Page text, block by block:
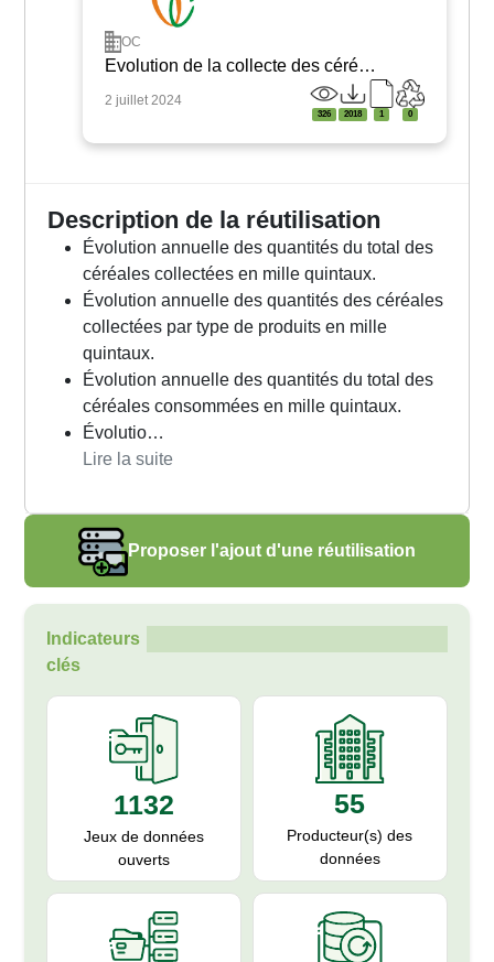
OC
Evolution de la collecte des céré…
2 juillet 2024
326 2018 1 0
Description de la réutilisation
Évolution annuelle des quantités du total des
céréales collectées en mille quintaux.
Évolution annuelle des quantités des céréales
collectées par type de produits en mille
quintaux.
Évolution annuelle des quantités du total des
céréales consommées en mille quintaux.
Évolutio…
Lire la suite
Proposer l'ajout d'une réutilisation
Indicateurs
clés
1132
Jeux de données
ouverts
55
Producteur(s) des
données